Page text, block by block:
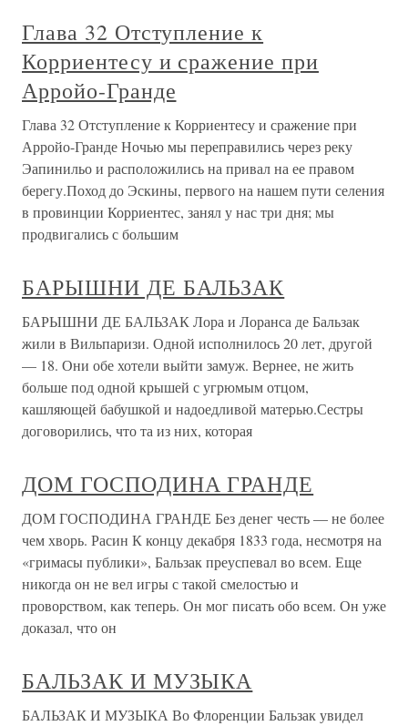
Глава 32 Отступление к
Корриентесу и сражение при
Арройо-Гранде
Глава 32 Отступление к Корриентесу и сражение при
Арройо-Гранде Ночью мы переправились через реку
Эапинильо и расположились на привал на ее правом
берегу.Поход до Эскины, первого на нашем пути селения
в провинции Корриентес, занял у нас три дня; мы
продвигались с большим
БАРЫШНИ ДЕ БАЛЬЗАК
БАРЫШНИ ДЕ БАЛЬЗАК Лора и Лоранса де Бальзак
жили в Вильпаризи. Одной исполнилось 20 лет, другой
— 18. Они обе хотели выйти замуж. Вернее, не жить
больше под одной крышей с угрюмым отцом,
кашляющей бабушкой и надоедливой матерью.Сестры
договорились, что та из них, которая
ДОМ ГОСПОДИНА ГРАНДЕ
ДОМ ГОСПОДИНА ГРАНДЕ Без денег честь — не более
чем хворь. Расин К концу декабря 1833 года, несмотря на
«гримасы публики», Бальзак преуспевал во всем. Еще
никогда он не вел игры с такой смелостью и
проворством, как теперь. Он мог писать обо всем. Он уже
доказал, что он
БАЛЬЗАК И МУЗЫКА
БАЛЬЗАК И МУЗЫКА Во Флоренции Бальзак увидел